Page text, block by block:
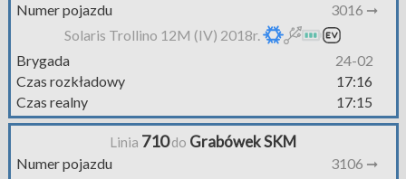
Numer pojazdu
3016 ➞
Solaris Trollino 12M (IV) 2018r.
Brygada
24-02
Czas rozkładowy
17:16
Czas realny
17:15
Linia 710do Grabówek SKM
Numer pojazdu
3106 ➞